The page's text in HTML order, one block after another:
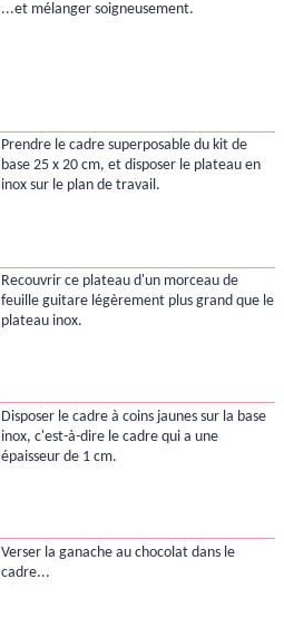
...et mélanger soigneusement.
Prendre le cadre superposable du kit de
base 25 x 20 cm, et disposer le plateau en
inox sur le plan de travail.
Recouvrir ce plateau d'un morceau de
feuille guitare légèrement plus grand que le
plateau inox.
Disposer le cadre à coins jaunes sur la base
inox, c'est-à-dire le cadre qui a une
épaisseur de 1 cm.
Verser la ganache au chocolat dans le
cadre...